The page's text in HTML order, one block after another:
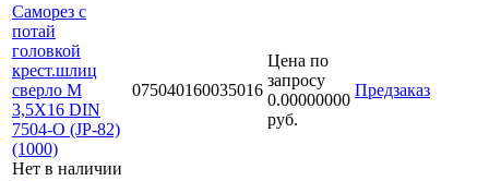
Саморез с
потай
головкой
крест.шлиц
сверло М
3,5Х16 DIN
7504-O (JP-82)
(1000)
Нет в наличии
075040160035016
Цена по
запросу
0.00000000
руб.
Предзаказ